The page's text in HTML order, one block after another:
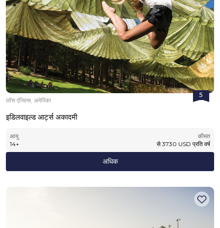
5
लॉस एंजिल्स, अमेरिका
इडिलवाइल्ड आर्ट्स अकादमी
आयु
14+
कीमत
से 3730 USD प्रति वर्ष
अधिक